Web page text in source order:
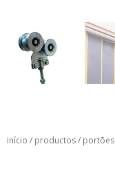
início / productos/ portões